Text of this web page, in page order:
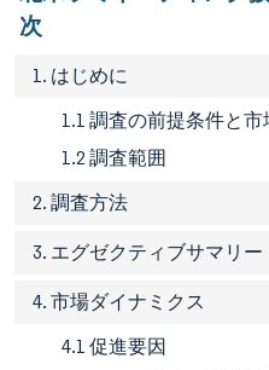
次
1. はじめに
1.1 調査の前提条件と
1.2 調査範囲
2. 調査方法
3. エグゼクティブサマリー
4. 市場ダイナミクス
4.1 促進要因